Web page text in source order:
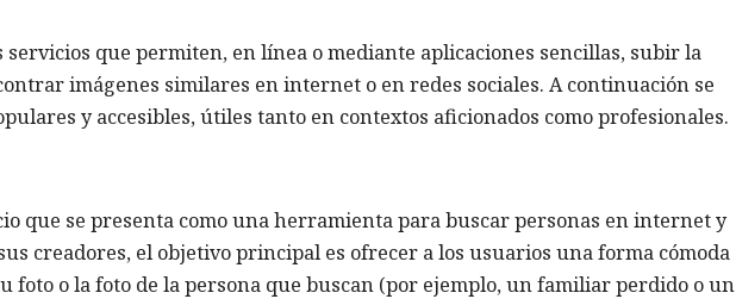
que permiten, en línea o mediante aplicaciones sencillas, subir la
imágenes similares en internet o en redes sociales. A continuación se
y accesibles, útiles tanto en contextos aficionados como profesionales.
que se presenta como una herramienta para buscar personas en internet y
creadores, el objetivo principal es ofrecer a los usuarios una forma cómoda
foto o la foto de la persona que buscan (por ejemplo, un familiar perdido o un